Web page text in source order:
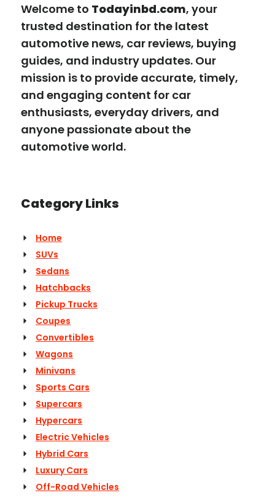
Welcome to Todayinbd.com, your
trusted destination for the latest
automotive news, car reviews, buying
guides, and industry updates. Our
mission is to provide accurate, timely,
and engaging content for car
enthusiasts, everyday drivers, and
anyone passionate about the
automotive world.
Category Links
Home
SUVs
Sedans
Hatchbacks
Pickup Trucks
Coupes
Convertibles
Wagons
Minivans
Sports Cars
Supercars
Hypercars
Electric Vehicles
Hybrid Cars
Luxury Cars
Off-Road Vehicles